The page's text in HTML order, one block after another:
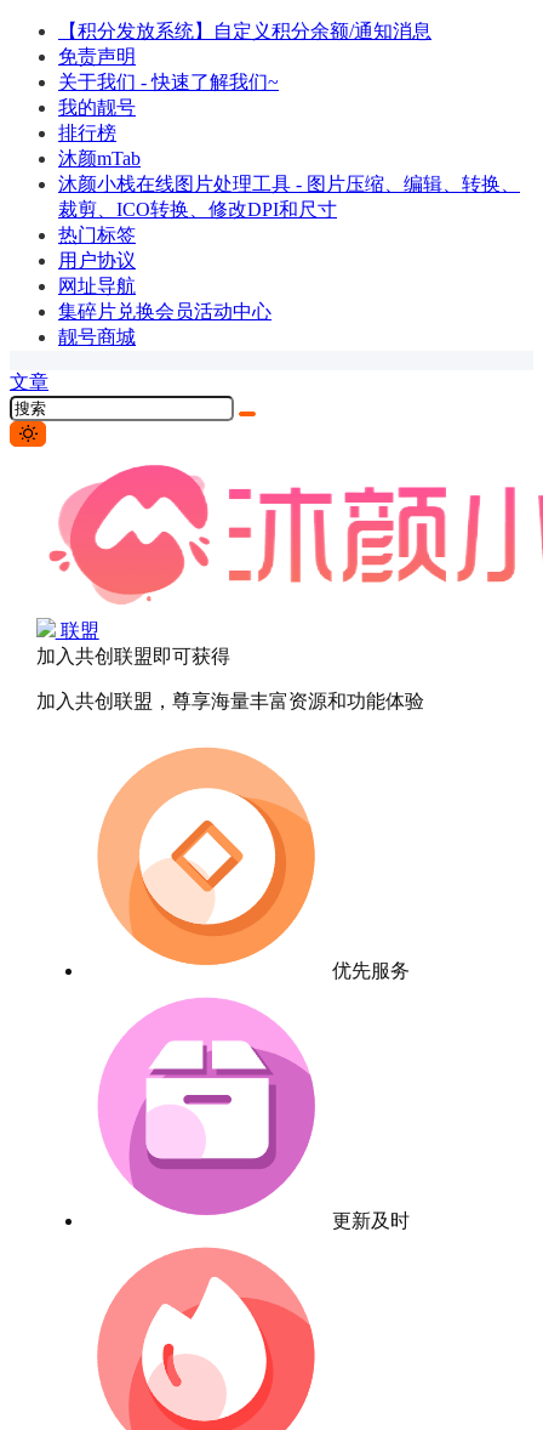
【积分发放系统】自定义积分余额/通知消息
免责声明
关于我们 - 快速了解我们~
我的靓号
排行榜
沐颜mTab
沐颜小栈在线图片处理工具 - 图片压缩、编辑、转换、
裁剪、ICO转换、修改DPI和尺寸
热门标签
用户协议
网址导航
集碎片兑换会员活动中心
靓号商城
文章
联盟
加入共创联盟即可获得
加入共创联盟，尊享海量丰富资源和功能体验
优先服务
更新及时